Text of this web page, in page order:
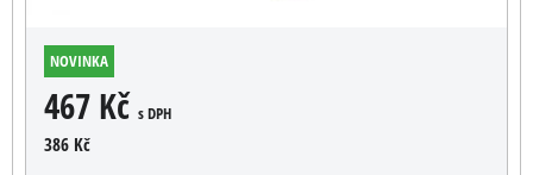
NOVINKA
467 Kč s DPH
386 Kč